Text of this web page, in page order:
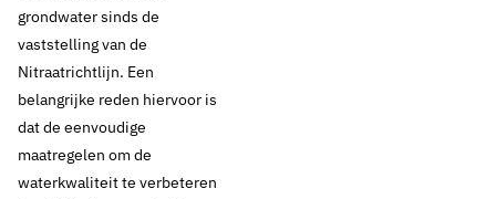
grondwater sinds de
vaststelling van de
Nitraatrichtlijn. Een
belangrijke reden hiervoor is
dat de eenvoudige
maatregelen om de
waterkwaliteit te verbeteren